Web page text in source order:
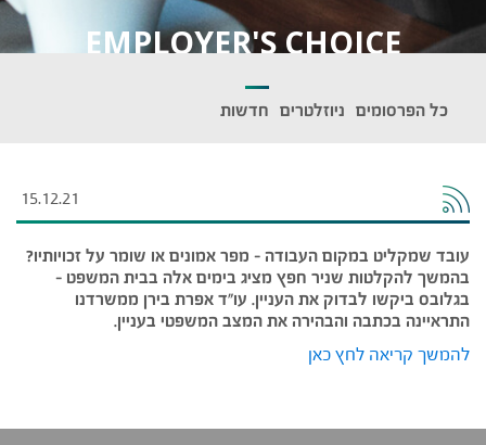
EMPLOYER'S CHOICE
כל הפרסומים ניוזלטרים חדשות
15.12.21
עובד שמקליט במקום העבודה – מפר אמונים או שומר על זכויותיו?
בהמשך להקלטות שניר חפץ מציג בימים אלה בבית המשפט –
בגלובס ביקשו לבדוק את העניין. עו״ד אפרת בירן ממשרדנו
התראיינה בכתבה והבהירה את המצב המשפטי בעניין.
להמשך קריאה לחץ כאן